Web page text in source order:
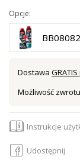
Opcje:
BB08082
Dostawa
Możliwość
Instrukcje
Udostępnij